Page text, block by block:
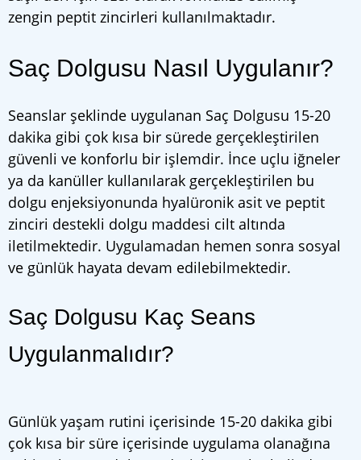
zengin peptit zincirleri kullanılmaktadır.
Saç Dolgusu Nasıl Uygulanır?
Seanslar şeklinde uygulanan Saç Dolgusu 15-20
dakika gibi çok kısa bir sürede gerçekleştirilen
güvenli ve konforlu bir işlemdir. İnce uçlu iğneler
ya da kanüller kullanılarak gerçekleştirilen bu
dolgu enjeksiyonunda hyalüronik asit ve peptit
zinciri destekli dolgu maddesi cilt altında
iletilmektedir. Uygulamadan hemen sonra sosyal
ve günlük hayata devam edilebilmektedir.
Saç Dolgusu Kaç Seans
Uygulanmalıdır?
Günlük yaşam rutini içerisinde 15-20 dakika gibi
çok kısa bir süre içerisinde uygulama olanağına